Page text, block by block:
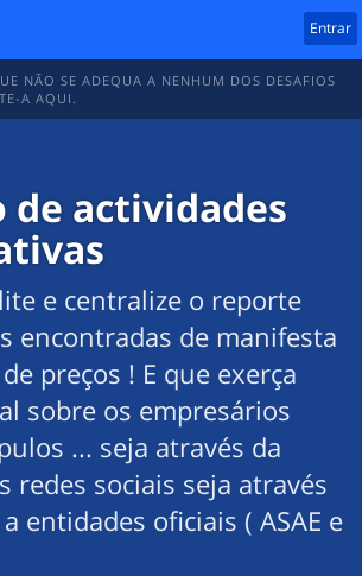
Entrar
NÃO SE ADEQUA A NENHUM DOS DESAFIOS
A AQUI.
de actividades
e centralize o reporte
encontradas de manifesta
preços ! E que exerça
sobre os empresários
... seja através da
redes sociais seja através
entidades oficiais ( ASAE e